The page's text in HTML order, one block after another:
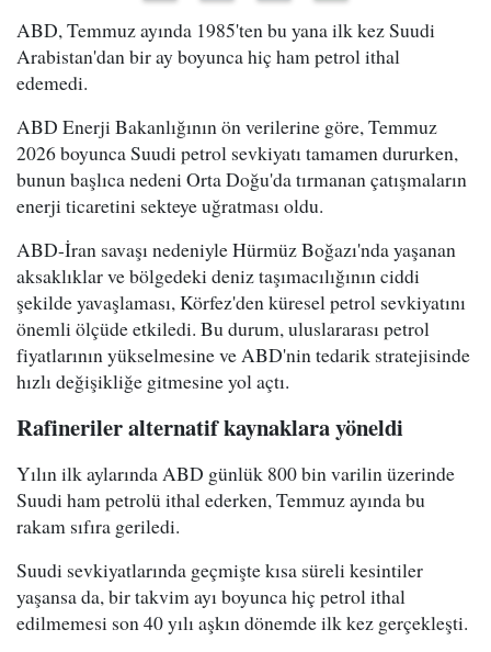
ABD, Temmuz ayında 1985'ten bu yana ilk kez Suudi
Arabistan'dan bir ay boyunca hiç ham petrol ithal
edemedi.
ABD Enerji Bakanlığının ön verilerine göre, Temmuz
2026 boyunca Suudi petrol sevkiyatı tamamen dururken,
bunun başlıca nedeni Orta Doğu'da tırmanan çatışmaların
enerji ticaretini sekteye uğratması oldu.
ABD-İran savaşı nedeniyle Hürmüz Boğazı'nda yaşanan
aksaklıklar ve bölgedeki deniz taşımacılığının ciddi
şekilde yavaşlaması, Körfez'den küresel petrol sevkiyatını
önemli ölçüde etkiledi. Bu durum, uluslararası petrol
fiyatlarının yükselmesine ve ABD'nin tedarik stratejisinde
hızlı değişikliğe gitmesine yol açtı.
Rafineriler alternatif kaynaklara yöneldi
Yılın ilk aylarında ABD günlük 800 bin varilin üzerinde
Suudi ham petrolü ithal ederken, Temmuz ayında bu
rakam sıfıra geriledi.
Suudi sevkiyatlarında geçmişte kısa süreli kesintiler
yaşansa da, bir takvim ayı boyunca hiç petrol ithal
edilmemesi son 40 yılı aşkın dönemde ilk kez gerçekleşti.